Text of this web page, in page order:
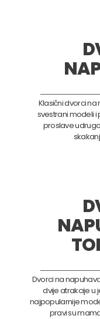
Klasični dvorci
svestrani modeli
proslave
Dvorci na
dvije atrakcije u
najpopularnije
pravi su